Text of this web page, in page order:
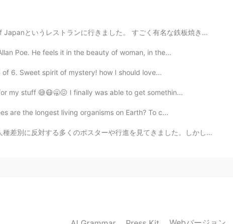
2019.07.13 03:36
ザインや色がたくさんあります。お腹を「見せたい」な
お腹を見せないようにするので、友達にもこのように
きました。 すごく有名な鉄板焼きレストランなのに初めて行きました. 歌手Justin Bieberと...
Poe. He feels it in the beauty of woman, in the...
6. Sweet spirit of mystery! how I should love...
my stuff 😅😷🥱😖 I finally was able to get somethin...
are the longest living organisms on Earth? To c...
てきました。しかし、彼らは常に黒人種差別の白、またはその逆です ぼくが最も気づく人種差別は、東アジアの人々...